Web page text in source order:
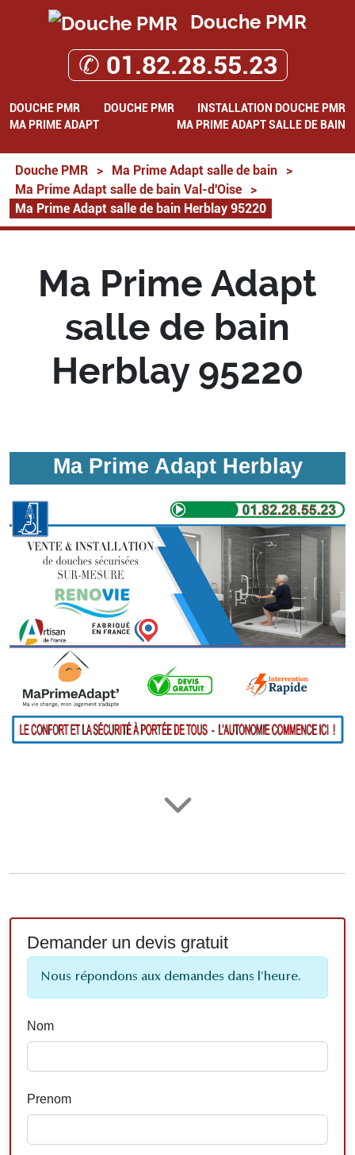
Douche PMR
✆ 01.82.28.55.23
DOUCHE PMR DOUCHE PMR
INSTALLATION DOUCHE PMR
MA PRIME ADAPT
MA PRIME ADAPT SALLE DE BAIN
Douche PMR > Ma Prime Adapt salle de bain
>
Ma Prime Adapt salle de bain Val-d'Oise
>
Ma Prime Adapt salle de bain Herblay 95220
Ma Prime Adapt
salle de bain
Herblay 95220
Ma Prime Adapt Herblay
Demander un devis gratuit
Nous répondons aux demandes dans l'heure.
Nom
Prenom